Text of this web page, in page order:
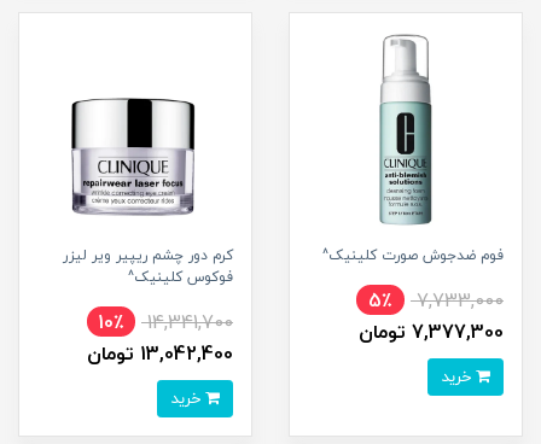
فوم ضدجوش صورت کلینیک^
7,733,000
5٪
7,377,300 تومان
کرم دور چشم ریپیر ویر لیزر
فوکوس کلینیک^
14,341,700
10٪
13,042,400 تومان